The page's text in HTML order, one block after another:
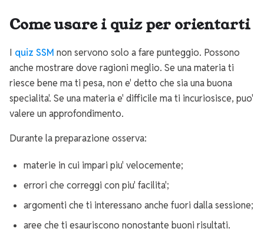
Come usare i quiz per orientarti
I quiz SSM non servono solo a fare punteggio. Possono
anche mostrare dove ragioni meglio. Se una materia ti
riesce bene ma ti pesa, non e' detto che sia una buona
specialita'. Se una materia e' difficile ma ti incuriosisce, puo'
valere un approfondimento.
Durante la preparazione osserva:
materie in cui impari piu' velocemente;
errori che correggi con piu' facilita';
argomenti che ti interessano anche fuori dalla sessione;
aree che ti esauriscono nonostante buoni risultati.